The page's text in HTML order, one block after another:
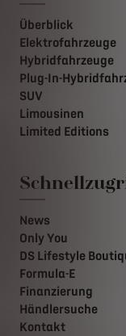
Überblick
Elektrofahrzeuge
Hybridfahrzeuge
Plug-In-
SUV
Limousinen
Limited Editions
News
Only You
DS Lifestyle
Formula-E
Finanzierung
Händlersuche
Kontakt